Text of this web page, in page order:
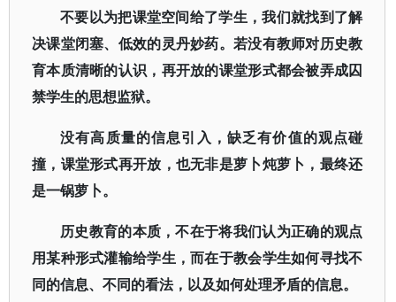
不要以为把课堂空间给了学生，我们就找到了解
决课堂闭塞、低效的灵丹妙药。若没有教师对历史教
育本质清晰的认识，再开放的课堂形式都会被弄成囚
禁学生的思想监狱。
没有高质量的信息引入，缺乏有价值的观点碰
撞，课堂形式再开放，也无非是萝卜炖萝卜，最终还
是一锅萝卜。
历史教育的本质，不在于将我们认为正确的观点
用某种形式灌输给学生，而在于教会学生如何寻找不
同的信息、不同的看法，以及如何处理矛盾的信息。